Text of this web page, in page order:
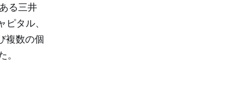
る三井
タル、
複数の個